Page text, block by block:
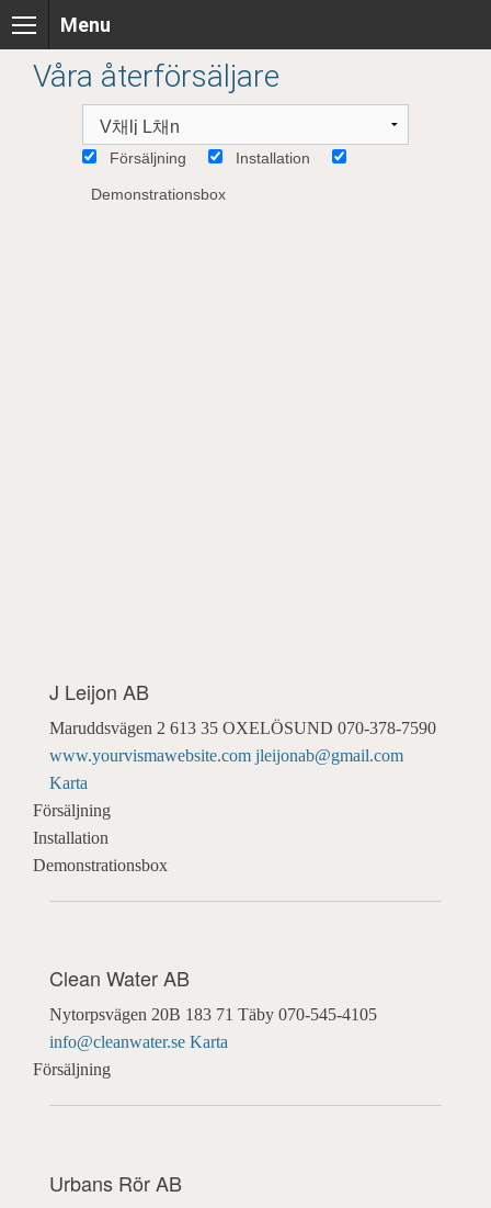
to
content
Menu
Våra återförsäljare
Försäljning Installation
Demonstrationsbox
J Leijon AB
Maruddsvägen 2 613 35 OXELÖSUND 070-378-7590
www.yourvismawebsite.com jleijonab@gmail.com
Karta
Försäljning
Installation
Demonstrationsbox
Clean Water AB
Nytorpsvägen 20B 183 71 Täby 070-545-4105
info@cleanwater.se Karta
Försäljning
Urbans Rör AB